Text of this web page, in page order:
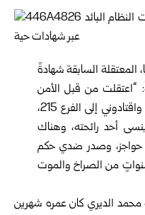
السابقة شهادةً
“اعتقلت من قبل الأمن
العسكري أثناء عودتي من عملي، واقتادوني إلى الفرع 215،
أحد رائحته، وهناك
حواجز، وصدر ضدي حكم
من الصراخ والموت
محمد الديري كان عمره شهرين